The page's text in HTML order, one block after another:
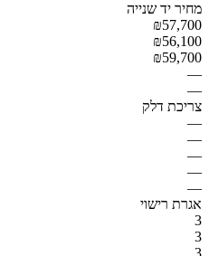
מחיר יד שנייה
₪57,700
₪56,100
₪59,700
—
—
צריכת דלק
—
—
—
—
—
אגרת רישוי
3
3
3